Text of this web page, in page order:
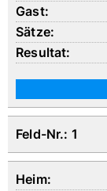
Feld-Nr.: 1